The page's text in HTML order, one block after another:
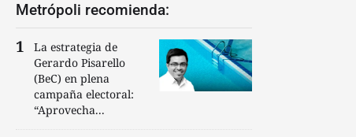
Metrópoli recomienda:
La estrategia de
Gerardo Pisarello
(BeC) en plena
campaña electoral:
“Aprovecha...